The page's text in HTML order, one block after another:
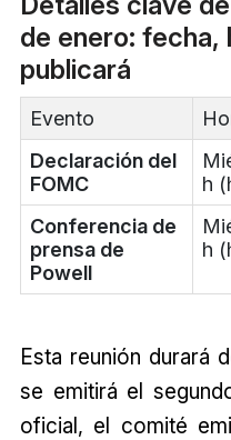
de enero: fecha,
publicará
Evento
Declaración del
FOMC
h
Conferencia de
prensa de
Powell
h
Esta reunión durará
se emitirá el
oficial, el comité